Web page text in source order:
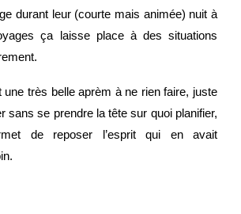
durant leur (courte mais animée) nuit à
ça laisse place à des situations
une très belle aprèm à ne rien faire, juste
sans se prendre la tête sur quoi planifier,
de reposer l’esprit qui en avait